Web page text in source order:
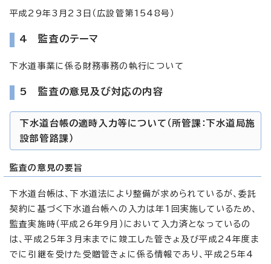
平成29年3月23日（広設管第1548号）
4 監査のテーマ
下水道事業に係る財務事務の執行について
5 監査の意見及び対応の内容
下水道台帳の適時入力等について（所管課：下水道局施
設部管路課）
監査の意見の要旨
下水道台帳は、下水道法により整備が求められているが、委託
契約に基づく下水道台帳への入力は年1回実施しているため、
監査実施時（平成26年9月）において入力済となっているの
は、平成25年3月末までに竣工した管きょ及び平成24年度ま
でに引継を受けた受贈管きょに係る情報であり、平成25年4